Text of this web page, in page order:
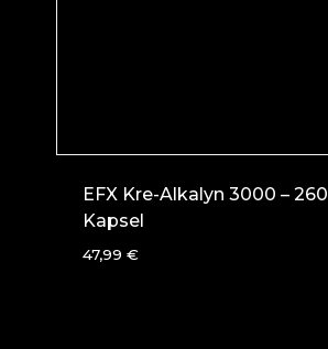
EFX Kre-Alkalyn 3000 – 260
Kapsel
47,99 €